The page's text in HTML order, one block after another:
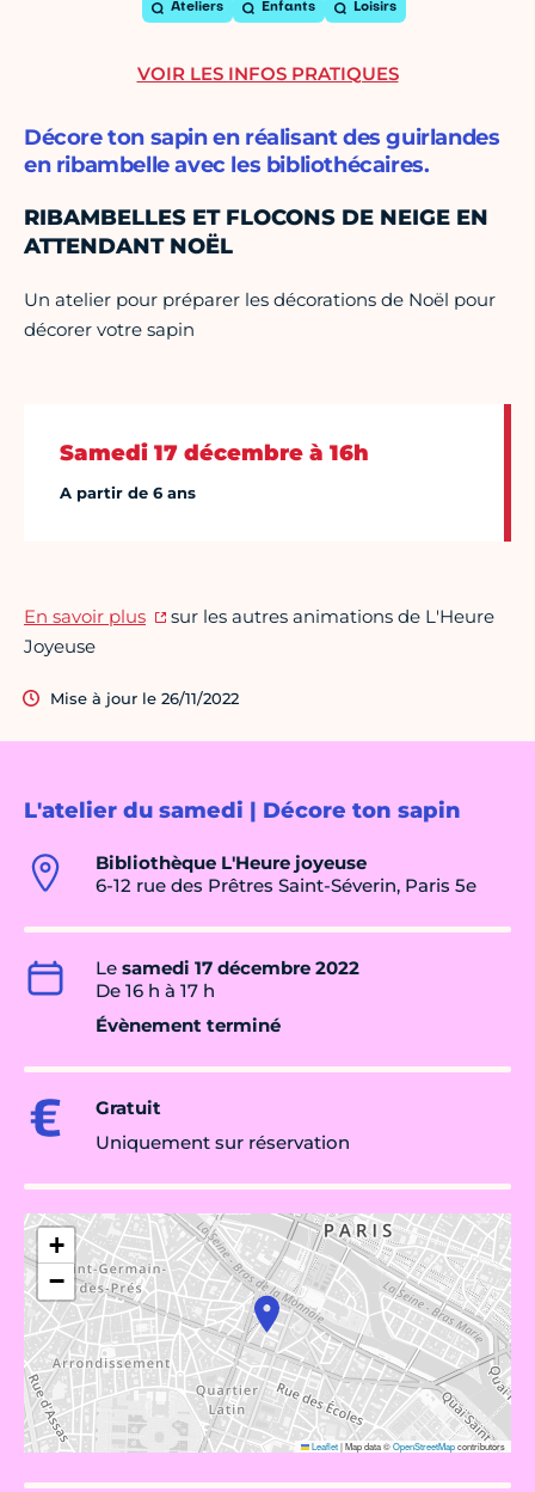
Ateliers Enfants Loisirs
L'atelier du samedi | Décore ton sapin
Bibliothèque L'Heure joyeuse
6-12 rue des Prêtres Saint-Séverin, Paris 5e
Le samedi 17 décembre 2022
De 16 h à 17 h
Évènement terminé
Gratuit
Uniquement sur réservation
+
−
Leaflet|Map data ©OpenStreetMapcontributors
Décore ton sapin en réalisant des guirlandes
en ribambelle avec les bibliothécaires.
RIBAMBELLES ET FLOCONS DE NEIGE EN
ATTENDANT NOËL
Un atelier pour préparer les décorations de Noël pour
décorer votre sapin
Samedi 17 décembre à 16h
A partir de 6 ans
En savoir plus
sur les autres animations de L'Heure
Joyeuse
Mise à jour le 26/11/2022
VOIR LES INFOS PRATIQUES